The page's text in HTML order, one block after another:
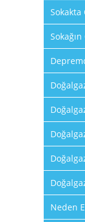
Sokakta
Neden